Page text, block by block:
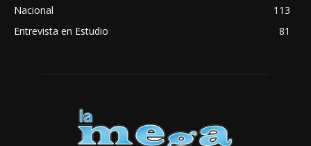
Nacional
113
Entrevista en Estudio
81